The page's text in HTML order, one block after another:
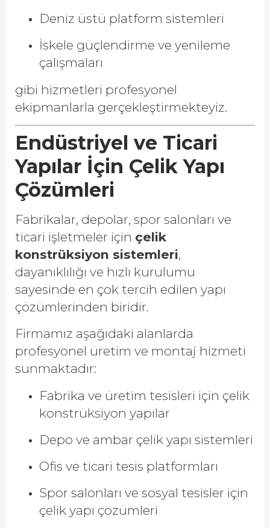
Deniz üstü platform sistemleri
İskele güçlendirme ve yenileme
çalışmaları
gibi hizmetleri profesyonel
ekipmanlarla gerçekleştirmekteyiz.
Endüstriyel ve Ticari
Yapılar İçin Çelik Yapı
Çözümleri
Fabrikalar, depolar, spor salonları ve
ticari işletmeler için çelik
konstrüksiyon sistemleri,
dayanıklılığı ve hızlı kurulumu
sayesinde en çok tercih edilen yapı
çözümlerinden biridir.
Firmamız aşağıdaki alanlarda
profesyonel üretim ve montaj hizmeti
sunmaktadır:
Fabrika ve üretim tesisleri için çelik
konstrüksiyon yapılar
Depo ve ambar çelik yapı sistemleri
Ofis ve ticari tesis platformları
Spor salonları ve sosyal tesisler için
çelik yapı çözümleri